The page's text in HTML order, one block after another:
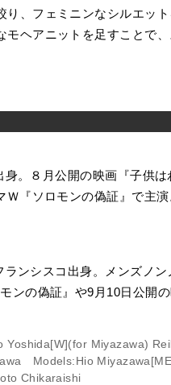
り、フェミニンなシルエッ
モヘアニットを足すことで
。８月公開の映画『子供
『ソロモンの偽証』で主
ンシスコ出身。メンズノ
ンの偽証』や9月10日公開
Yoshida[W](for Miyazawa)
Models:Hio
Chikaraishi